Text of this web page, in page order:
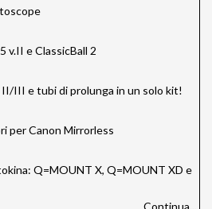
v.II e ClassicBall 2
III e tubi di prolunga in un solo kit!
per Canon Mirrorless
Q=MOUNT X, Q=MOUNT XD e
Continua...